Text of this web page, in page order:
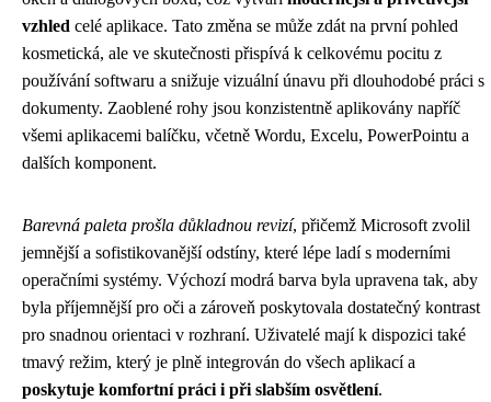
vzhled celé aplikace. Tato změna se může zdát na první pohled
kosmetická, ale ve skutečnosti přispívá k celkovému pocitu z
používání softwaru a snižuje vizuální únavu při dlouhodobé práci s
dokumenty. Zaoblené rohy jsou konzistentně aplikovány napříč
všemi aplikacemi balíčku, včetně Wordu, Excelu, PowerPointu a
dalších komponent.
Barevná paleta prošla důkladnou revizí, přičemž Microsoft zvolil
jemnější a sofistikovanější odstíny, které lépe ladí s moderními
operačními systémy. Výchozí modrá barva byla upravena tak, aby
byla příjemnější pro oči a zároveň poskytovala dostatečný kontrast
pro snadnou orientaci v rozhraní. Uživatelé mají k dispozici také
tmavý režim, který je plně integrován do všech aplikací a
poskytuje komfortní práci i při slabším osvětlení.